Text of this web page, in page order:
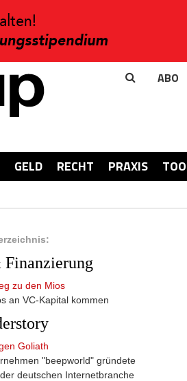
ABO
GELD RECHT PRAXIS
zu den Mios
an VC-Kapital kommen
Goliath
"beepworld" gründete
deutschen Internetbranche